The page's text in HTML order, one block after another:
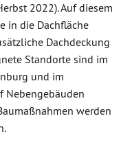
2022). Auf diesem
in die Dachfläche
Dachdeckung
Standorte sind im
und im
Nebengebäuden
werden